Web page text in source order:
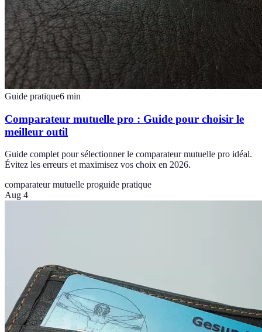
Guide pratique6 min
Comparateur mutuelle pro : Guide pour choisir le
meilleur outil
Guide complet pour sélectionner le comparateur mutuelle pro idéal.
Évitez les erreurs et maximisez vos choix en 2026.
comparateur mutuelle proguide pratique
Aug 4